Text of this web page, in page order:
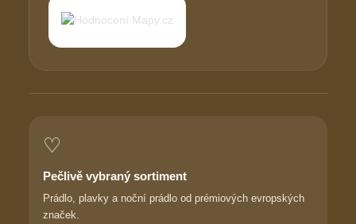
♡
Pečlivě vybraný sortiment
Prádlo, plavky a noční prádlo od prémiových evropských
značek.